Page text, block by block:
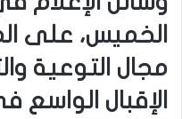
الخميس، على
مجال التوعية
الإقبال الواسع